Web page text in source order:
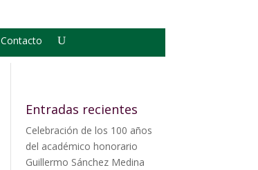
Contacto
Entradas recientes
Celebración de los 100 años
del académico honorario
Guillermo Sánchez Medina